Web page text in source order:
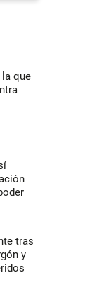
que
tras
y